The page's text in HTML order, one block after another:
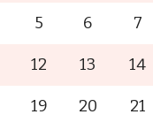
5 6 7
12 13 14
19 20 21